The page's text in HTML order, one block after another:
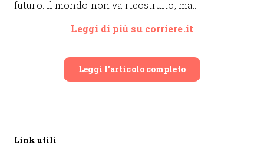
futuro. Il mondo non va ricostruito, ma…
Leggi di più su corriere.it
Leggi l'articolo completo
Link utili